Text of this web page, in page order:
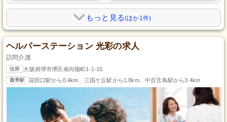
もっと見る(ほか1件)
ヘルパーステーション 光彩の求人
訪問介護
住所 大阪府堺市堺区南向陽町1-1-15
最寄駅 花田口駅から0.4km、三国ケ丘駅から1.8km、中百舌鳥駅から3.4km